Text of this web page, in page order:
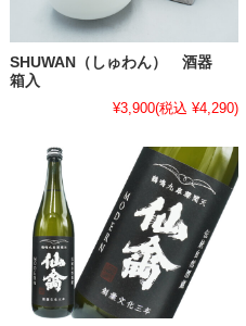
SHUWAN（しゅわん） 酒器
箱入
¥3,900(税込 ¥4,290)